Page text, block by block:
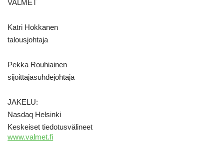
VALMET
Katri Hokkanen
talousjohtaja
Pekka Rouhiainen
sijoittajasuhdejohtaja
JAKELU:
Nasdaq Helsinki
Keskeiset tiedotusvälineet
www.valmet.fi